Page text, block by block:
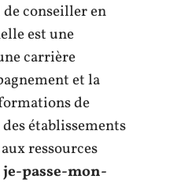
conseiller en
est une
carrière
et la
de
établissements
ressources
je-passe-mon-